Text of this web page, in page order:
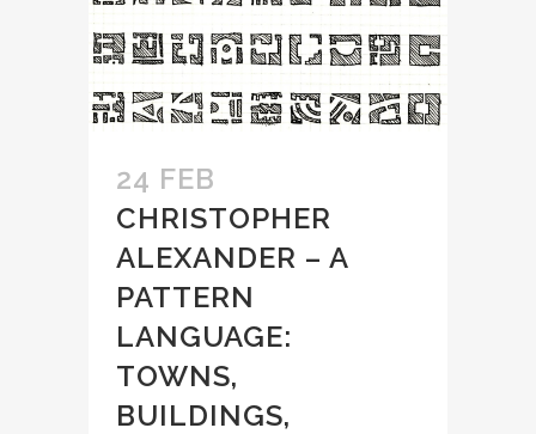
24 FEB
CHRISTOPHER
ALEXANDER – A
PATTERN
LANGUAGE:
TOWNS,
BUILDINGS,